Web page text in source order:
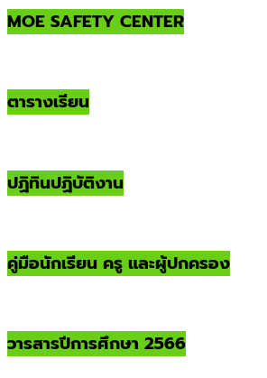
MOE SAFETY CENTER
ตารางเรียน
ปฏิทินปฏิบัติงาน
คู่มือนักเรียน ครู และผู้ปกครอง
วารสารปีการศึกษา 2566